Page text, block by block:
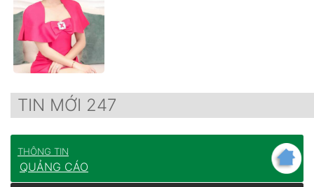
TIN MỚI 247
THÔNG TIN
QUẢNG CÁO